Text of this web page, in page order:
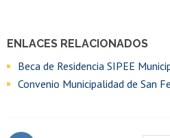
ENLACES RELACIONADOS
Beca de Residencia SIPEE
Convenio Municipalidad de San